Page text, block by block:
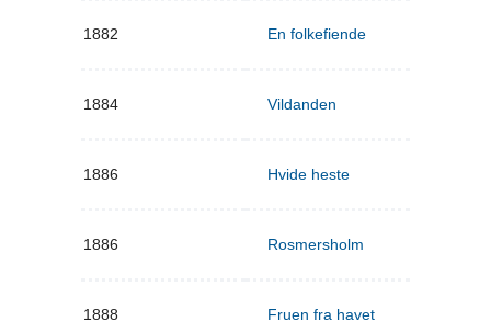
1882 En folkefiende
1884 Vildanden
1886 Hvide heste
1886 Rosmersholm
1888 Fruen fra havet